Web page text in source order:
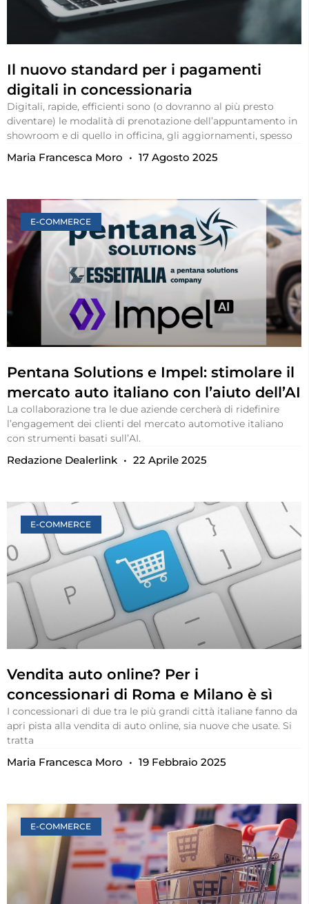
Il nuovo standard per i pagamenti
digitali in concessionaria
Digitali, rapide, efficienti sono (o dovranno al più presto
diventare) le modalità di prenotazione dell’appuntamento in
showroom e di quello in officina, gli aggiornamenti, spesso
Maria Francesca Moro 17 Agosto 2025
E-COMMERCE
Pentana Solutions e Impel: stimolare il
mercato auto italiano con l’aiuto dell’AI
La collaborazione tra le due aziende cercherà di ridefinire
l’engagement dei clienti del mercato automotive italiano
con strumenti basati sull’AI.
Redazione Dealerlink 22 Aprile 2025
E-COMMERCE
Vendita auto online? Per i
concessionari di Roma e Milano è sì
I concessionari di due tra le più grandi città italiane fanno da
apri pista alla vendita di auto online, sia nuove che usate. Si
tratta
Maria Francesca Moro 19 Febbraio 2025
E-COMMERCE